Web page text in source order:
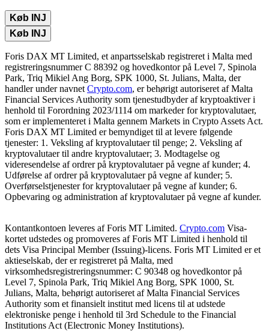
Køb INJ
Køb INJ
Foris DAX MT Limited, et anpartsselskab registreret i Malta med
registreringsnummer C 88392 og hovedkontor på Level 7, Spinola
Park, Triq Mikiel Ang Borg, SPK 1000, St. Julians, Malta, der
handler under navnet Crypto.com, er behørigt autoriseret af Malta
Financial Services Authority som tjenestudbyder af kryptoaktiver i
henhold til Forordning 2023/1114 om markeder for kryptovalutaer,
som er implementeret i Malta gennem Markets in Crypto Assets Act.
Foris DAX MT Limited er bemyndiget til at levere følgende
tjenester: 1. Veksling af kryptovalutaer til penge; 2. Veksling af
kryptovalutaer til andre kryptovalutaer; 3. Modtagelse og
videresendelse af ordrer på kryptovalutaer på vegne af kunder; 4.
Udførelse af ordrer på kryptovalutaer på vegne af kunder; 5.
Overførselstjenester for kryptovalutaer på vegne af kunder; 6.
Opbevaring og administration af kryptovalutaer på vegne af kunder.
Kontantkontoen leveres af Foris MT Limited. Crypto.com Visa-
kortet udstedes og promoveres af Foris MT Limited i henhold til
dets Visa Principal Member (Issuing)-licens. Foris MT Limited er et
aktieselskab, der er registreret på Malta, med
virksomhedsregistreringsnummer: C 90348 og hovedkontor på
Level 7, Spinola Park, Triq Mikiel Ang Borg, SPK 1000, St.
Julians, Malta, behørigt autoriseret af Malta Financial Services
Authority som et finansielt institut med licens til at udstede
elektroniske penge i henhold til 3rd Schedule to the Financial
Institutions Act (Electronic Money Institutions).